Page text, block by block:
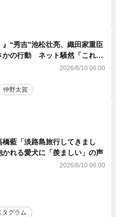
』“秀吉”池松壮亮、織田家重臣
かの行動 ネット騒然「これは
」（ネタバレあり）2026/8/10 06:00
仲野太賀
橋藍「淡路島旅行してきまし
かれる愛犬に「羨ましい」の声
2026/8/10 06:00
タグラム